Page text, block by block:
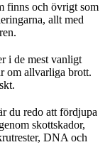
finns och övrigt som
allt med
i de mest vanligt
om allvarliga brott.
du redo att fördjupa
skottskador,
DNA och